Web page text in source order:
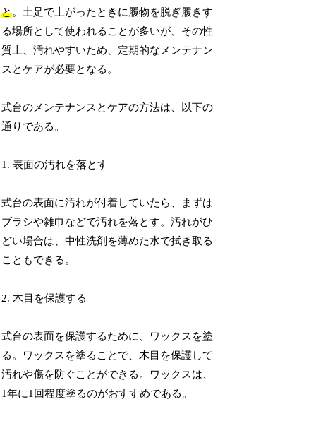
と。土足で上がったときに履物を脱ぎ履きす
る場所として使われることが多いが、その性
質上、汚れやすいため、定期的なメンテナン
スとケアが必要となる。
式台のメンテナンスとケアの方法は、以下の
通りである。
1. 表面の汚れを落とす
式台の表面に汚れが付着していたら、まずは
ブラシや雑巾などで汚れを落とす。汚れがひ
どい場合は、中性洗剤を薄めた水で拭き取る
こともできる。
2. 木目を保護する
式台の表面を保護するために、ワックスを塗
る。ワックスを塗ることで、木目を保護して
汚れや傷を防ぐことができる。ワックスは、
1年に1回程度塗るのがおすすめである。